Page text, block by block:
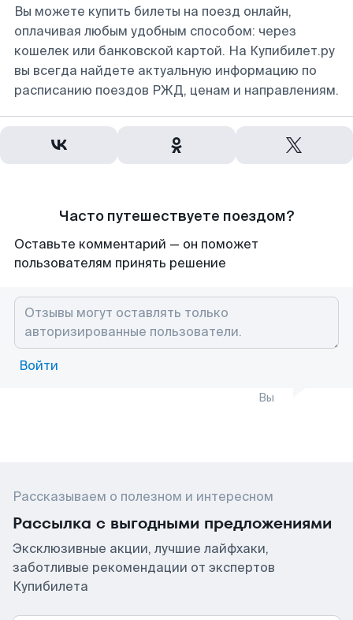
Вы можете купить билеты на поезд онлайн,
оплачивая любым удобным способом: через
кошелек или банковской картой. На Купибилет.ру
вы всегда найдете актуальную информацию по
расписанию поездов РЖД, ценам и направлениям.
Часто путешествуете поездом?
Оставьте комментарий — он поможет
пользователям принять решение
Войти
Вы
Рассказываем о полезном и интересном
Рассылка с выгодными предложениями
Эксклюзивные акции, лучшие лайфхаки,
заботливые рекомендации от экспертов
Купибилета